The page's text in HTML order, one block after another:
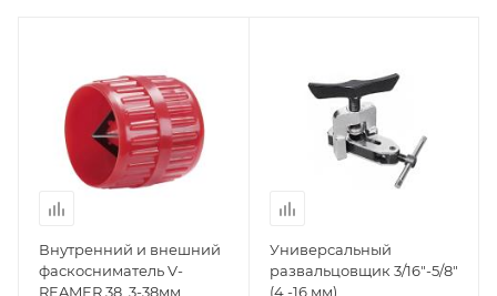
Внутренний и внешний
фаскосниматель V-
REAMER 38, 3-38мм
Универсальный
развальцовщик 3/16"-5/8"
(4 -16 мм)